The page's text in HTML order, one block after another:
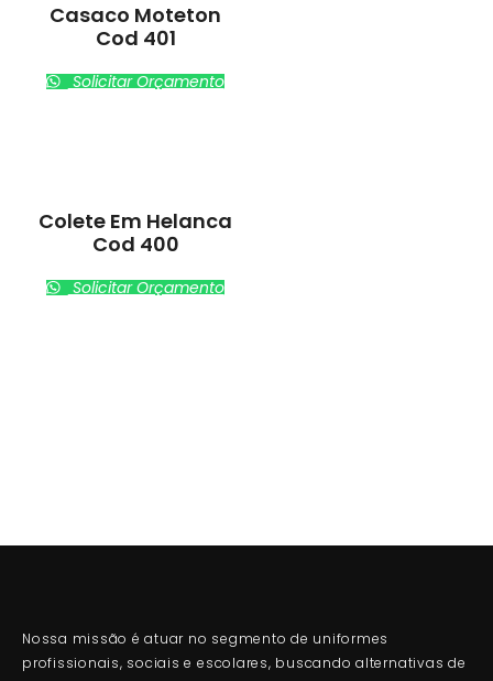
Casaco Moteton
Cod 401
Solicitar Orçamento
Colete Em Helanca
Cod 400
Solicitar Orçamento
Nossa missão é atuar no segmento de uniformes
profissionais, sociais e escolares, buscando alternativas de